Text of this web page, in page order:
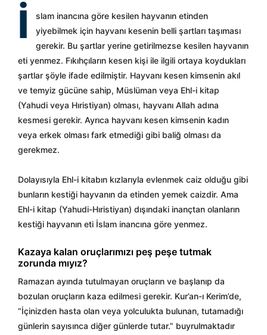
İ
slam inancına göre kesilen hayvanın etinden
yiyebilmek için hayvanı kesenin belli şartları taşıması
gerekir. Bu şartlar yerine getirilmezse kesilen hayvanın
eti yenmez. Fıkıhçıların kesen kişi ile ilgili ortaya koydukları
şartlar şöyle ifade edilmiştir. Hayvanı kesen kimsenin akıl
ve temyiz gücüne sahip, Müslüman veya Ehl-i kitap
(Yahudi veya Hıristiyan) olması, hayvanı Allah adına
kesmesi gerekir. Ayrıca hayvanı kesen kimsenin kadın
veya erkek olması fark etmediği gibi baliğ olması da
gerekmez.
Dolayısıyla Ehl-i kitabın kızlarıyla evlenmek caiz olduğu gibi
bunların kestiği hayvanın da etinden yemek caizdir. Ama
Ehl-i kitap (Yahudi-Hıristiyan) dışındaki inançtan olanların
kestiği hayvanın eti İslam inancına göre yenmez.
Kazaya kalan oruçlarımızı peş peşe tutmak
zorunda mıyız?
Ramazan ayında tutulmayan oruçların ve başlanıp da
bozulan oruçların kaza edilmesi gerekir. Kur’an-ı Kerim’de,
“İçinizden hasta olan veya yolculukta bulunan, tutamadığı
günlerin sayısınca diğer günlerde tutar.” buyrulmaktadır